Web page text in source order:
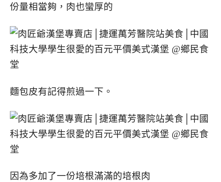
份量相當夠，肉也蠻厚的
麵包皮有記得煎過一下。
因為多加了一份培根滿滿的培根肉